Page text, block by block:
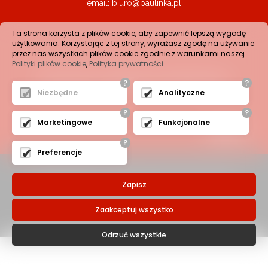
email: biuro@paulinka.pl
Życzymy udanych zakupów!
2018 Paulinka.pl - Wszelkie Prawa Zastrzeżone
Ta strona korzysta z plików cookie, aby zapewnić lepszą wygodę
użytkowania. Korzystając z tej strony, wyrażasz zgodę na używanie
przez nas wszystkich plików cookie zgodnie z warunkami naszej
Polityki plików cookie, Polityka prywatności.
?
Niezbędne
?
Analityczne
?
Marketingowe
?
Funkcjonalne
?
Preferencje
Zapisz
Zaakceptuj wszystko
Odrzuć wszystkie